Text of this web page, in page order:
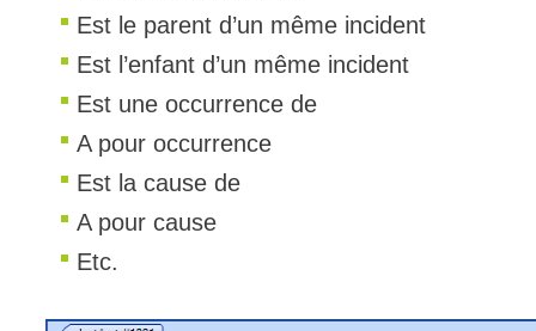
Est le parent d’un même incident
Est l’enfant d’un même incident
Est une occurrence de
A pour occurrence
Est la cause de
A pour cause
Etc.